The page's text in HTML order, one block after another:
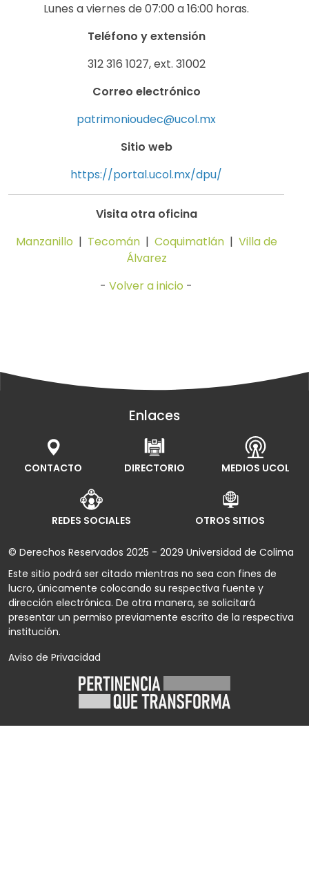
Lunes a viernes de 07:00 a 16:00 horas.
Teléfono y extensión
312 316 1027, ext. 31002
Correo electrónico
patrimonioudec@ucol.mx
Sitio web
https://portal.ucol.mx/dpu/
Visita otra oficina
Manzanillo | Tecomán| Coquimatlán| Villa de
Álvarez
- Volver a inicio -
Enlaces
CONTACTO DIRECTORIO MEDIOS UCOL
REDES SOCIALES OTROS SITIOS
© Derechos Reservados 2025 - 2029 Universidad de Colima
Este sitio podrá ser citado mientras no sea con fines de
lucro, únicamente colocando su respectiva fuente y
dirección electrónica. De otra manera, se solicitará
presentar un permiso previamente escrito de la respectiva
institución.
Aviso de Privacidad